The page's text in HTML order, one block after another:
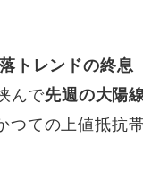
トレンドの終息
んで先週の大陽
つての上値抵抗